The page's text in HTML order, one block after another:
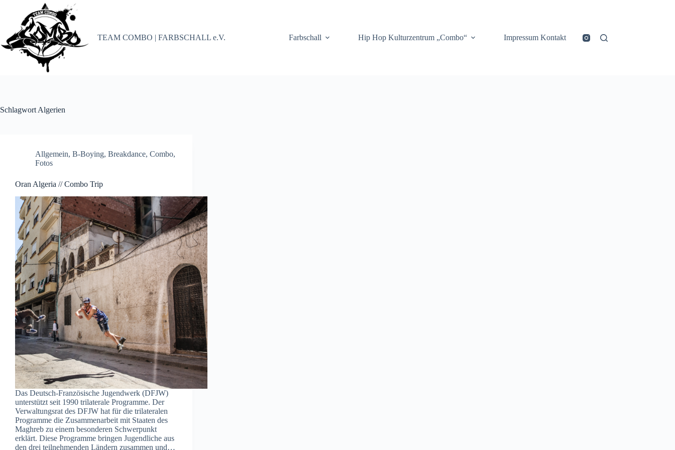
springen
TEAM COMBO | FARBSCHALL e.V.
Farbschall Hip Hop Kulturzentrum „Combo“ Impressum Kontakt
Schlagwort Algerien
Allgemein, B-Boying, Breakdance, Combo,
Fotos
Oran Algeria // Combo Trip
Das Deutsch-Französische Jugendwerk (DFJW)
unterstützt seit 1990 trilaterale Programme. Der
Verwaltungsrat des DFJW hat für die trilateralen
Programme die Zusammenarbeit mit Staaten des
Maghreb zu einem besonderen Schwerpunkt
erklärt. Diese Programme bringen Jugendliche aus
den drei teilnehmenden Ländern zusammen und…